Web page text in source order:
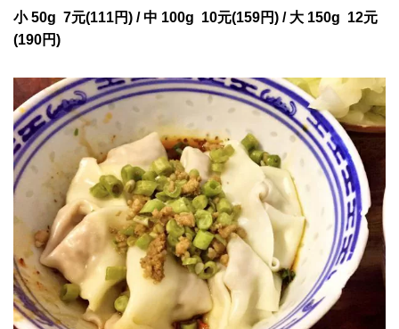
小 50g 7元(111円) / 中 100g 10元(159円) /大 150g 12元
(190円)